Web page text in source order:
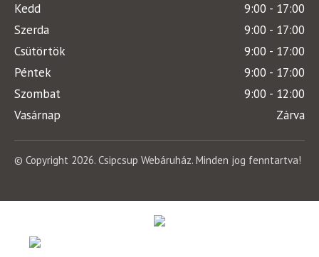
Kedd
9:00 - 17:00
Szerda
9:00 - 17:00
Csütörtök
9:00 - 17:00
Péntek
9:00 - 17:00
Szombat
9:00 - 12:00
Vasárnap
Zárva
© Copyright 2026. Csipcsup Webáruház. Minden jog fenntartva!